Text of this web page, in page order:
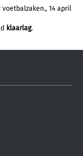
14 april
klaarlag.